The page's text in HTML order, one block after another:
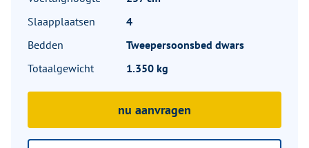
Slaapplaatsen
4
Bedden
Tweepersoonsbed dwars
Totaalgewicht
1.350 kg
nu aanvragen